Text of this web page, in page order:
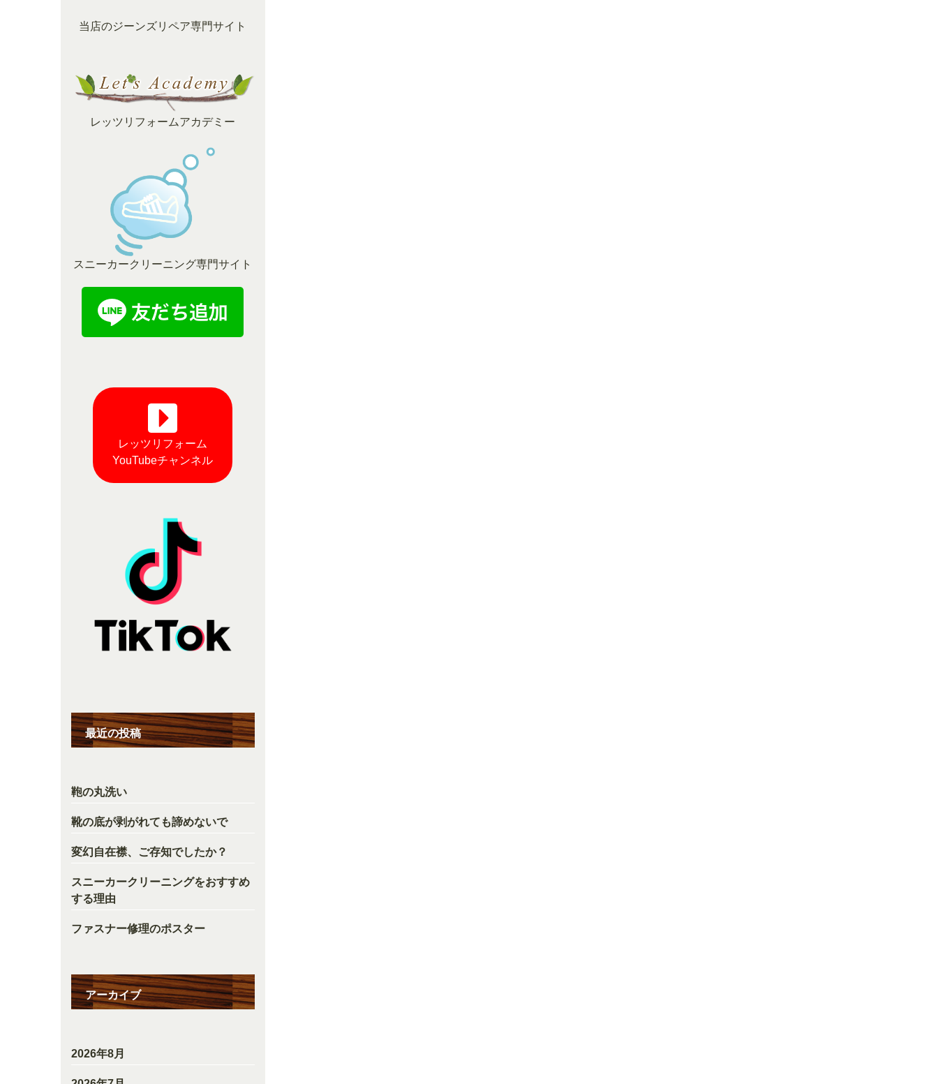
当店のジーンズリペア専門サイト
レッツリフォームアカデミー
スニーカークリーニング専門サイト
レッツリフォーム
YouTubeチャンネル
最近の投稿
鞄の丸洗い
靴の底が剥がれても諦めないで
変幻自在襟、ご存知でしたか？
スニーカークリーニングをおすすめ
する理由
ファスナー修理のポスター
アーカイブ
2026年8月